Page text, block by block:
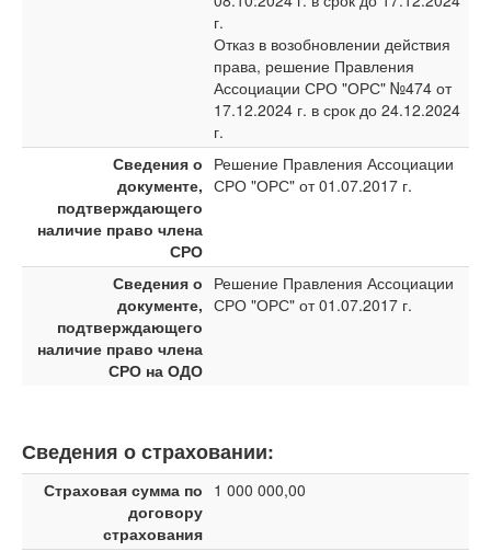
г.
Отказ в возобновлении действия
права, решение Правления
Ассоциации СРО "ОРС" №474 от
17.12.2024 г. в срок до 24.12.2024
г.
Сведения о
документе,
подтверждающего
наличие право члена
СРО
Решение Правления Ассоциации
СРО "ОРС" от 01.07.2017 г.
Сведения о
документе,
подтверждающего
наличие право члена
СРО на ОДО
Решение Правления Ассоциации
СРО "ОРС" от 01.07.2017 г.
Сведения о страховании:
Страховая сумма по
договору
страхования
1 000 000,00